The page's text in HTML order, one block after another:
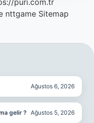
puri.com.tr
nttgame Sitemap
Ağustos 6, 2026
gelir ? Ağustos 5, 2026